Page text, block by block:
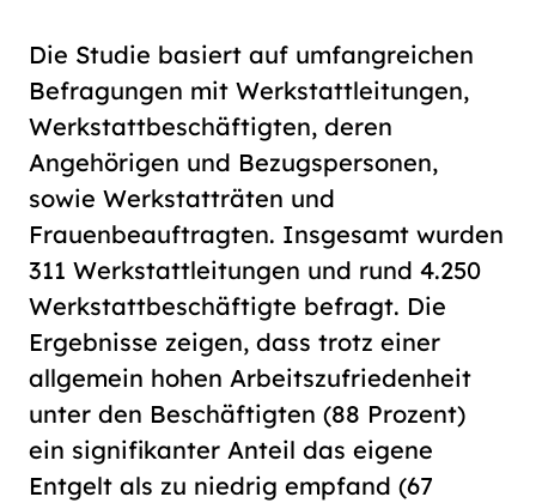
Die Studie basiert auf umfangreichen
Befragungen mit Werkstattleitungen,
Werkstattbeschäftigten, deren
Angehörigen und Bezugspersonen,
sowie Werkstatträten und
Frauenbeauftragten. Insgesamt wurden
311 Werkstattleitungen und rund 4.250
Werkstattbeschäftigte befragt. Die
Ergebnisse zeigen, dass trotz einer
allgemein hohen Arbeitszufriedenheit
unter den Beschäftigten (88 Prozent)
ein signifikanter Anteil das eigene
Entgelt als zu niedrig empfand (67